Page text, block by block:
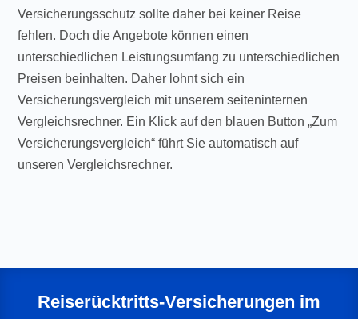
Versicherungsschutz sollte daher bei keiner Reise
fehlen. Doch die Angebote können einen
unterschiedlichen Leistungsumfang zu unterschiedlichen
Preisen beinhalten. Daher lohnt sich ein
Versicherungsvergleich mit unserem seiteninternen
Vergleichsrechner. Ein Klick auf den blauen Button „Zum
Versicherungsvergleich“ führt Sie automatisch auf
unseren Vergleichsrechner.
Reiserücktritts-Versicherungen im